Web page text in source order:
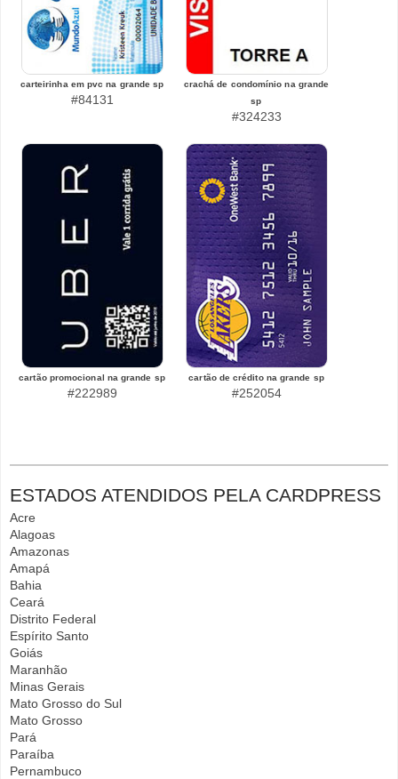
carteirinha em pvc na grande sp
#84131
crachá de condomínio na grande
sp
#324233
cartão promocional na grande sp
#222989
cartão de crédito na grande sp
#252054
ESTADOS ATENDIDOS PELA CARDPRESS
Acre
Alagoas
Amazonas
Amapá
Bahia
Ceará
Distrito Federal
Espírito Santo
Goiás
Maranhão
Minas Gerais
Mato Grosso do Sul
Mato Grosso
Pará
Paraíba
Pernambuco